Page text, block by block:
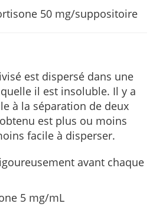
50 mg/suppositoire
est dispersé dans une
il est insoluble. Il y a
à la séparation de deux
est plus ou moins
facile à disperser.
avant chaque
5 mg/mL